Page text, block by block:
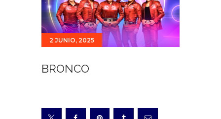
Promociones
Noticias
Para ti
2 JUNIO, 2025
BRONCO